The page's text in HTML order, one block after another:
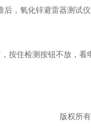
后，氧化锌避雷器测试
住检测按钮不放，看
版权所